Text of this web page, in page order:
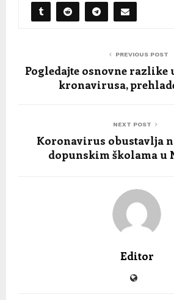
PREVIOUS POST
Pogledajte osnovne
kronavirusa,
NEXT POST
Koronavirus obustavlja
dopunskim školama u
Editor